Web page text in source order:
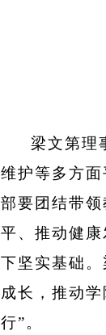
梁文第理
维护等多方
部要团结带
平、推动健
下坚实基础
成长，推动
行”。